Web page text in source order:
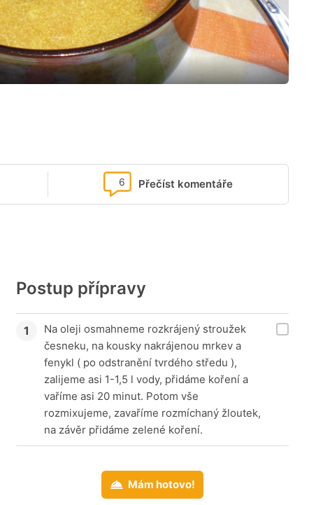
Přečíst komentáře
6
Postup přípravy
Na oleji osmahneme rozkrájený stroužek
česneku, na kousky nakrájenou mrkev a
fenykl ( po odstranění tvrdého středu ),
zalijeme asi 1-1,5 l vody, přidáme koření a
vaříme asi 20 minut. Potom vše
rozmixujeme, zavaříme rozmíchaný žloutek,
na závěr přidáme zelené koření.
Mám hotovo!